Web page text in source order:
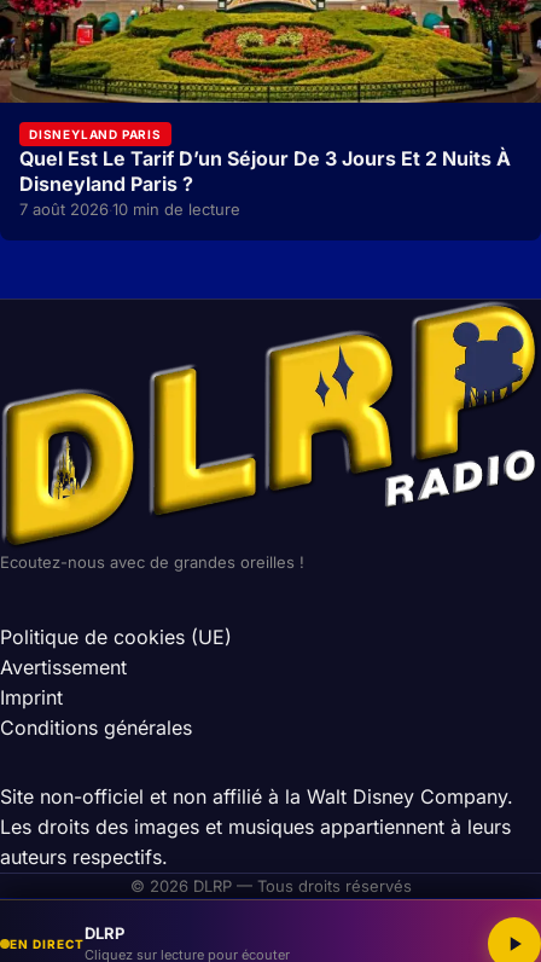
DISNEYLAND PARIS
Quel Est Le Tarif D’un Séjour De 3 Jours Et 2 Nuits À
Disneyland Paris ?
7 août 2026·10 min de lecture
Ecoutez-nous avec de grandes oreilles !
Politique de cookies (UE)
Avertissement
Imprint
Conditions générales
Site non-officiel et non affilié à la Walt Disney Company.
Les droits des images et musiques appartiennent à leurs
auteurs respectifs.
© 2026 DLRP — Tous droits réservés
EN DIRECT
DLRP
Cliquez sur lecture pour écouter